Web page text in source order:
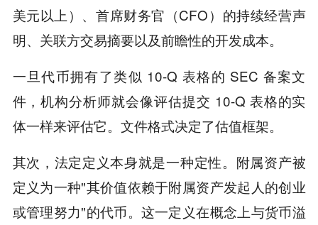
美元以上）、首席财务官（CFO）的持续经营声
明、关联方交易摘要以及前瞻性的开发成本。
一旦代币拥有了类似 10-Q 表格的 SEC 备案文
件，机构分析师就会像评估提交 10-Q 表格的实
体一样来评估它。文件格式决定了估值框架。
其次，法定定义本身就是一种定性。附属资产被
定义为一种"其价值依赖于附属资产发起人的创业
或管理努力"的代币。这一定义在概念上与货币溢